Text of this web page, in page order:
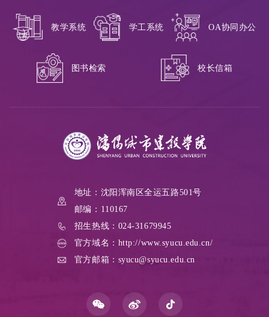
教学系统 学工系统 OA协同办公
图书检索 校长信箱
地址：沈阳浑南区全运五路501号
邮编：110167
招生热线：024-31679945
官方域名：http://www.syucu.edu.cn/
官方邮箱：syucu@syucu.edu.cn